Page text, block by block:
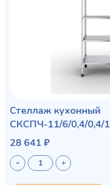
Стеллаж кухонный
СКСПЧ-11/6/0,4/0,4/
28 641 ₽